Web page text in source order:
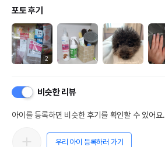
포토 후기
2
비슷한 리뷰
아이를 등록하면 비슷한 후기를 확인할 수 있어요.
우리 아이 등록하러 가기